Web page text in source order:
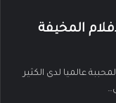
المخيفة
عالميا لدى الكثير